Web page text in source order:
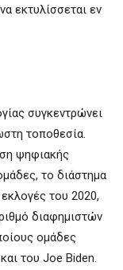
εκτυλίσσεται εν
συγκεντρώνει
τοποθεσία.
ψηφιακής
το διάστημα
του 2020,
διαφημιστών
ομάδες
του Joe Biden.